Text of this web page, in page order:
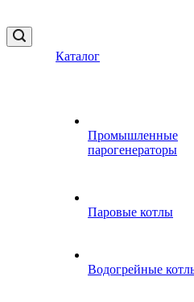
Каталог
Промышленные
парогенераторы
Паровые котлы
Водогрейные